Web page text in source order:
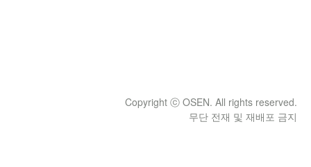
Copyright ⓒ OSEN. All rights reserved.
무단 전재 및 재배포 금지